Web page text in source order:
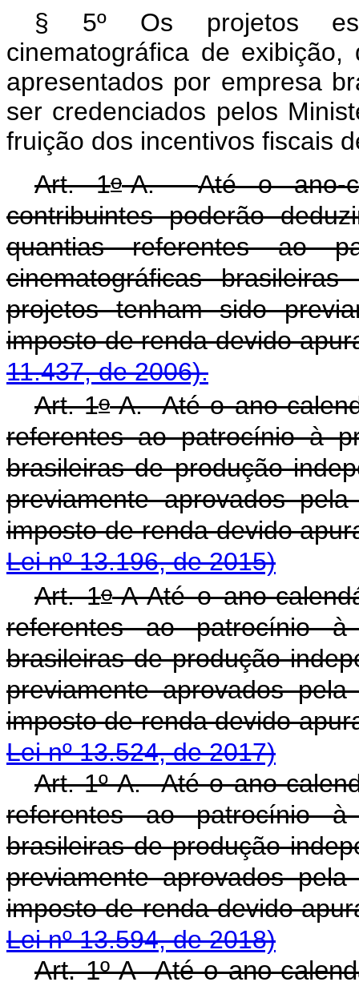
§ 5º Os projetos
cinematográfica de
apresentados por empresa
ser credenciados pelos
fruição dos incentivos fiscais
Art. 1o-A.Até o ano-
contribuintes poderão
quantias referentes ao
cinematográficas
projetos tenham sido
imposto de renda
11.437, de 2006).
Art. 1o-A. Até o ano-
referentes ao patrocínio à
brasileiras de produção
previamente aprovados
imposto de renda
Lei nº 13.196, de 2015)
Art. 1o-A Até o ano-
referentes ao patrocínio
brasileiras de produção
previamente aprovados
imposto de renda devido
Lei nº 13.524, de 2017)
Art. 1º-A. Até o ano-
referentes ao patrocínio
brasileiras de produção
previamente aprovados
imposto de renda
Lei nº 13.594, de 2018)
Art. 1º-A Até o ano-